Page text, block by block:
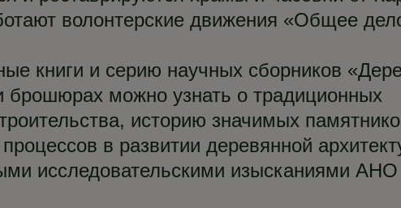
волонтерские движения «Общее
книги и серию научных сборников
брошюрах можно узнать о традиционных
историю значимых
в развитии деревянной
исследовательскими изысканиями АНО